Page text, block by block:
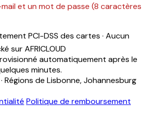
et un mot de passe (8 caractères
PCI-DSS des cartes · Aucun
sur AFRICLOUD
automatiquement après le
minutes.
Régions de Lisbonne, Johannesburg
Politique de remboursement